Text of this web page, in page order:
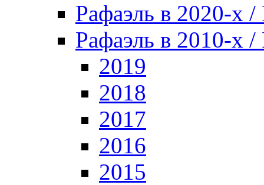
Рафаэль в 2020-х /
Рафаэль в 2010-х /
2019
2018
2017
2016
2015